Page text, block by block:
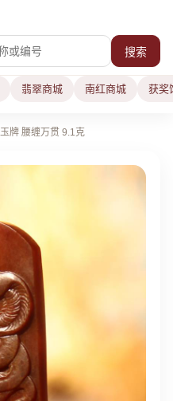
搜索
翡翠商城 南红商城 获奖
牌 腰缠万贯 9.1克